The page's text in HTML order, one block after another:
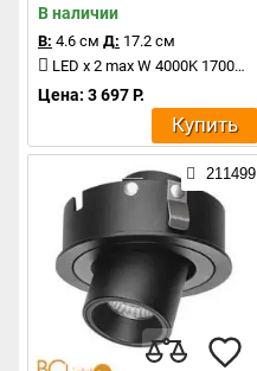
В наличии
В: 4.6 см Д: 17.2 см
LED x 2 max W 4000K 1700Lm
Цена: 3 697 Р.
Купить
211499